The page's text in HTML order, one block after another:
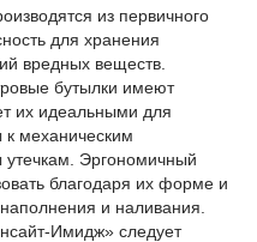
из первичного
для хранения
вредных веществ.
бутылки имеют
их идеальными для
к механическим
Эргономичный
благодаря их форме и
и наливания.
Имидж» следует